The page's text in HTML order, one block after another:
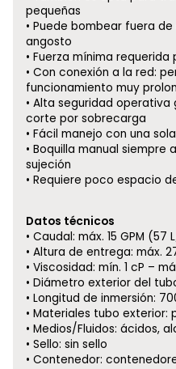
pequeñas
Puede bombear fuera
angosto
Fuerza mínima
Con conexión a la red:
funcionamiento muy
Alta seguridad operativa
corte por sobrecarga
Fácil manejo con una
Boquilla manual siempre
sujeción
Requiere poco espacio
Datos técnicos
Caudal: máx. 15 GPM (57
Altura de entrega: máx.
Viscosidad: mín. 1 cP –
Diámetro exterior del
Longitud de inmersión:
Materiales tubo exterior:
Medios/Fluidos: ácidos,
Sello: sin sello
Contenedor: